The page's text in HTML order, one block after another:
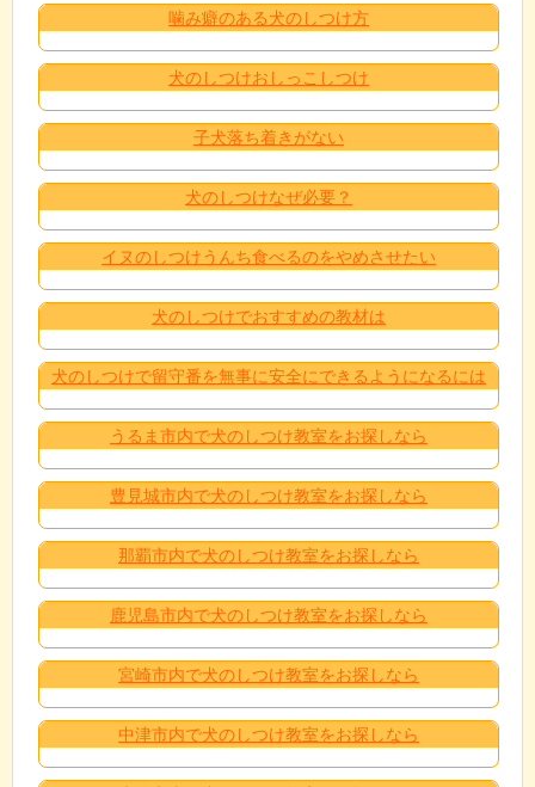
噛み癖のある犬のしつけ方
犬のしつけおしっこしつけ
子犬落ち着きがない
犬のしつけなぜ必要？
イヌのしつけうんち食べるのをやめさせたい
犬のしつけでおすすめの教材は
犬のしつけで留守番を無事に安全にできるようになるには
うるま市内で犬のしつけ教室をお探しなら
豊見城市内で犬のしつけ教室をお探しなら
那覇市内で犬のしつけ教室をお探しなら
鹿児島市内で犬のしつけ教室をお探しなら
宮崎市内で犬のしつけ教室をお探しなら
中津市内で犬のしつけ教室をお探しなら